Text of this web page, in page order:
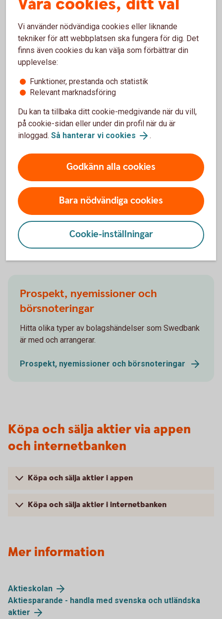
komma negativa överraskningar. Det är
mellan olika branscher för att sprida
riskerna.
Tips om aktier och
börsinformation
Aktiellt
Dagliga bolagsanalyser, börskommentarer,
aktierekommendationer, förvaltarkommentarer och
tips runt pension och privatekonomi.
Aktiellt (swedbank-aktiellt.se)
Prospekt, nyemissioner och
börsnoteringar
Hitta olika typer av bolagshändelser som Swedbank
är med och arrangerar.
Prospekt, nyemissioner och börsnoteringar
Köpa och sälja aktier via appen
och internetbanken
Köpa och sälja aktier i appen
Köpa och sälja aktier i internetbanken
Mer information
Aktieskolan
Aktiesparande - handla med svenska och utländska
aktier
Vi använder nödvändiga cookies eller liknande
tekniker för att webbplatsen ska fungera för dig. Det
finns även cookies du kan välja som förbättrar din
upplevelse:
Funktioner, prestanda och statistik
Relevant marknadsföring
Du kan ta tillbaka ditt cookie-medgivande när du vill,
på cookie-sidan eller under din profil när du är
inloggad. Så hanterar vi cookies .
Godkänn alla cookies
Bara nödvändiga cookies
Cookie-inställningar